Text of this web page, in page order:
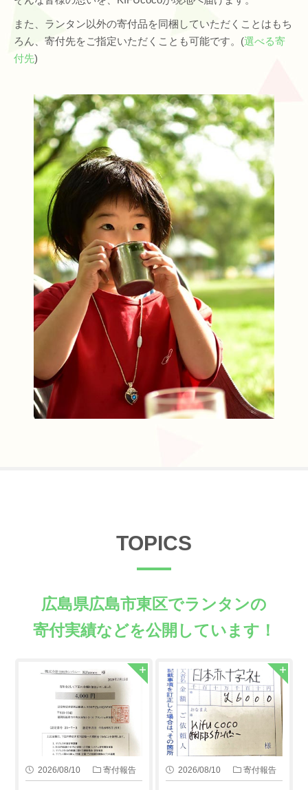
また、ランタン以外の寄付品を同梱していただくことはもち
ろん、寄付先をご指定いただくことも可能です。(選べる寄
付先)
TOPICS
広島県広島市東区でランタンの
寄付実績などを公開しています！
2026/08/10 寄付報告 2026/08/10 寄付報告